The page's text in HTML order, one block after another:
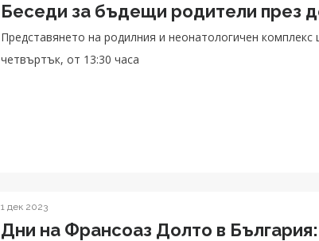
Беседи за бъдещи родители през
Представянето на родилния и неонатологичен
четвъртък, от 13:30 часа
1 дек 2023
Дни на Франсоаз Долто в